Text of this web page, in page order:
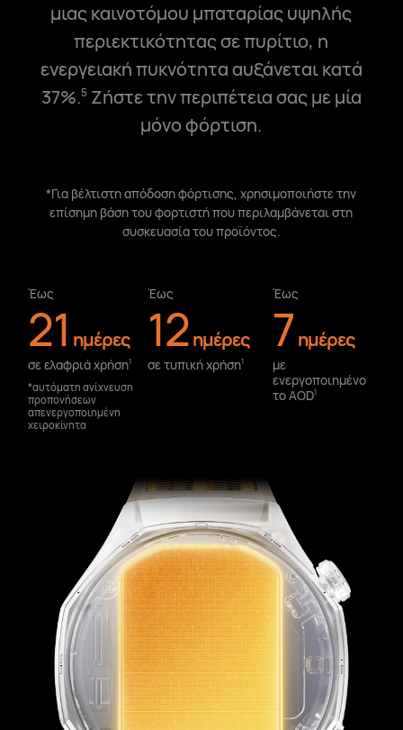
μιας καινοτόμου μπαταρίας υψηλής
περιεκτικότητας σε πυρίτιο, η
ενεργειακή πυκνότητα αυξάνεται κατά
37%.5Ζήστε την περιπέτεια σας με μία
μόνο φόρτιση.
*Για βέλτιστη απόδοση φόρτισης, χρησιμοποιήστε την
επίσημη βάση του φορτιστή που περιλαμβάνεται στη
συσκευασία του προϊόντος.
Έως
21 ημέρες
σε ελαφριά χρήση⁠1
*αυτόματη ανίχνευση
προπονήσεων
απενεργοποιημένη
χειροκίνητα
Έως
12ημέρες
σε τυπική χρήση⁠1
Έως
7 ημέρες
με
ενεργοποιημένο
το AOD⁠1